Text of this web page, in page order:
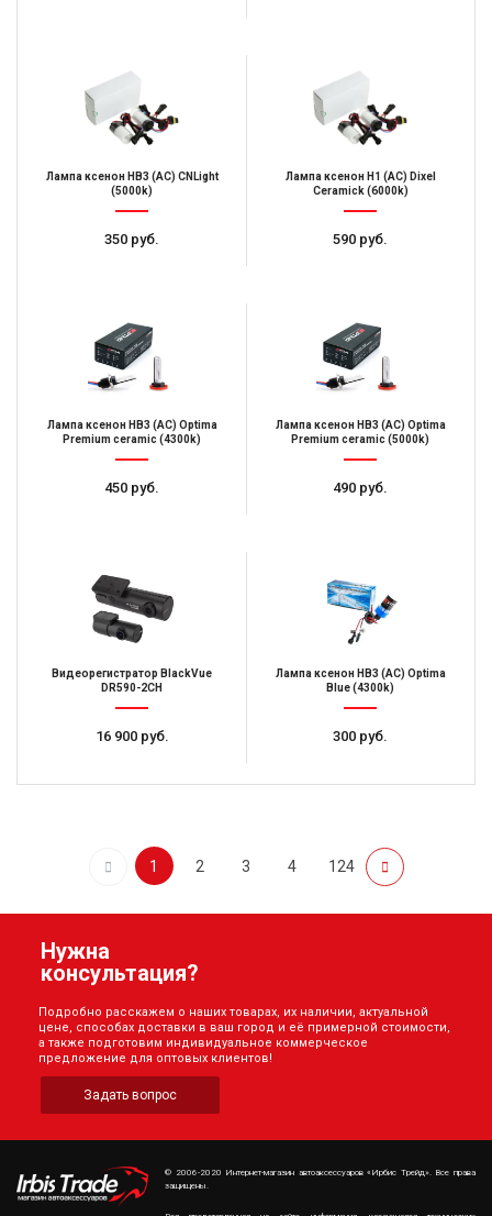
Лампа ксенон HB3 (AC) CNLight
(5000k)
350 руб.
Лампа ксенон H1 (AC) Dixel
Ceramick (6000k)
590 руб.
Лампа ксенон HB3 (AC) Optima
Premium ceramic (4300k)
450 руб.
Лампа ксенон HB3 (AC) Optima
Premium ceramic (5000k)
490 руб.
Видеорегистратор BlackVue
DR590-2CH
16 900 руб.
Лампа ксенон HB3 (AC) Optima
Blue (4300k)
300 руб.
1 2 3 4 124
Нужна
консультация?
Подробно расскажем о наших товарах, их наличии, актуальной
цене, способах доставки в ваш город и её примерной стоимости,
а также подготовим индивидуальное коммерческое
предложение для оптовых клиентов!
Задать вопрос
© 2006-2020 Интернет-магазин автоаксессуаров «Ирбис Трейд». Все права
защищены.